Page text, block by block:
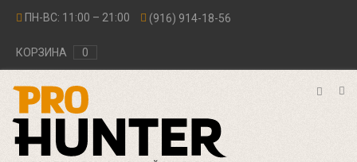
ПН-ВС: 11:00 – 21:00 (916) 914-18-56
КОРЗИНА 0